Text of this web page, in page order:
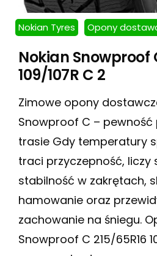
Nokian Tyres Opony
Nokian Snowproof
109/107R C 2
Zimowe opony
Snowproof C –
trasie Gdy temperatury
traci przyczepność, liczy
stabilność w zakrętach,
hamowanie oraz
zachowanie na śniegu.
Snowproof C 215/65R16